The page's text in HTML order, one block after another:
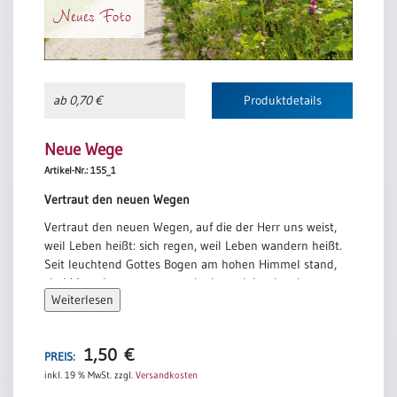
Neues Foto
ab 0,70 € Produktdetails
Neue Wege
Artikel-Nr.: 155_1
Vertraut den neuen Wegen
Vertraut den neuen Wegen, auf die der Herr uns weist,
weil Leben heißt: sich regen, weil Leben wandern heißt.
Seit leuchtend Gottes Bogen am hohen Himmel stand,
sind Menschen ausgezogen in das gelobte Land.
Vertraut den neuen Wegen und wandert in die Zeit!
Der uns in frühen Zeiten das Leben eingehaucht,
der wird uns dahin leiten, wo er uns will und braucht.
Weiterlesen
PREIS: 1,50 €
inkl. 19 % MwSt. zzgl. Versandkosten